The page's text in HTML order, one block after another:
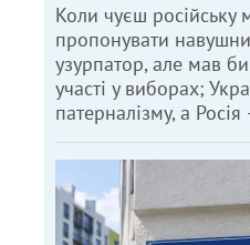
Коли чуєш російську
пропонувати
узурпатор, але мав
участі у виборах;
патерналізму, а